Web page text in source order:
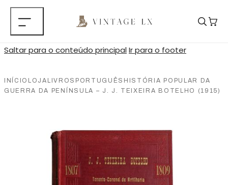
Saltar para o conteúdo principalIr para o footer
INÍCIO LOJA LIVROS PORTUGUÊS HISTÓRIA POPULAR DA
GUERRA DA PENÍNSULA – J. J. TEIXEIRA BOTELHO (1915)